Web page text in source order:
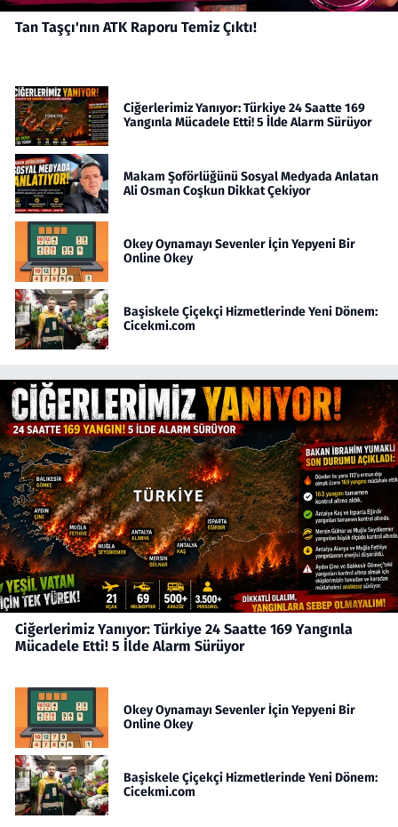
Tan Taşçı'nın ATK Raporu Temiz Çıktı!
Ciğerlerimiz Yanıyor: Türkiye 24 Saatte 169
Yangınla Mücadele Etti! 5 İlde Alarm Sürüyor
Makam Şoförlüğünü Sosyal Medyada Anlatan
Ali Osman Coşkun Dikkat Çekiyor
Okey Oynamayı Sevenler İçin Yepyeni Bir
Online Okey
Başiskele Çiçekçi Hizmetlerinde Yeni Dönem:
Cicekmi.com
Ciğerlerimiz Yanıyor: Türkiye 24 Saatte 169 Yangınla
Mücadele Etti! 5 İlde Alarm Sürüyor
Okey Oynamayı Sevenler İçin Yepyeni Bir
Online Okey
Başiskele Çiçekçi Hizmetlerinde Yeni Dönem:
Cicekmi.com